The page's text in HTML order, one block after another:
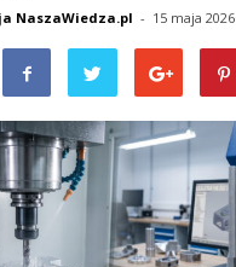
NaszaWiedza.pl - 15 maja 2026